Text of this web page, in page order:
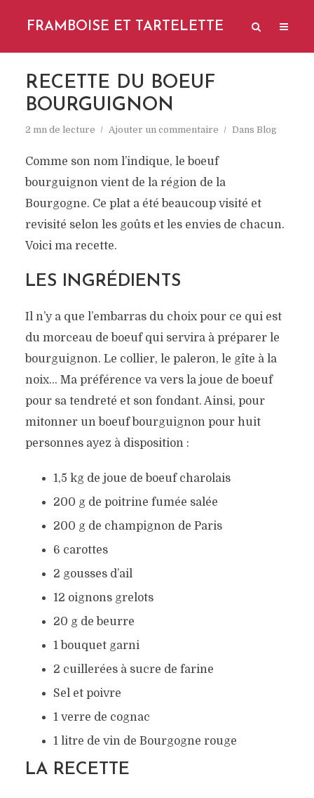
FRAMBOISE ET TARTELETTE
RECETTE DU BOEUF
BOURGUIGNON
2 mn de lecture Ajouter un commentaire Dans Blog
Comme son nom l’indique, le boeuf
bourguignon vient de la région de la
Bourgogne. Ce plat a été beaucoup visité et
revisité selon les goûts et les envies de chacun.
Voici ma recette.
LES INGRÉDIENTS
Il n’y a que l’embarras du choix pour ce qui est
du morceau de boeuf qui servira à préparer le
bourguignon. Le collier, le paleron, le gîte à la
noix… Ma préférence va vers la joue de boeuf
pour sa tendreté et son fondant. Ainsi, pour
mitonner un boeuf bourguignon pour huit
personnes ayez à disposition :
1,5 kg de joue de boeuf charolais
200 g de poitrine fumée salée
200 g de champignon de Paris
6 carottes
2 gousses d’ail
12 oignons grelots
20 g de beurre
1 bouquet garni
2 cuillerées à sucre de farine
Sel et poivre
1 verre de cognac
1 litre de vin de Bourgogne rouge
LA RECETTE